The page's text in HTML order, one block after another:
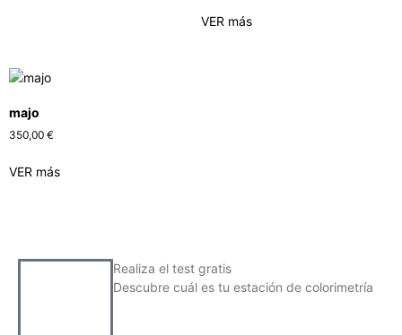
VER más
majo
350,00 €
VER más
Realiza el test gratis
Descubre cuál es tu estación de colorimetría